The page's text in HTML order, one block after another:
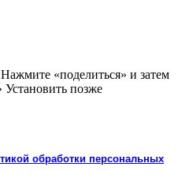
Нажмите «поделиться» и затем
Установить позже
обработки персональных